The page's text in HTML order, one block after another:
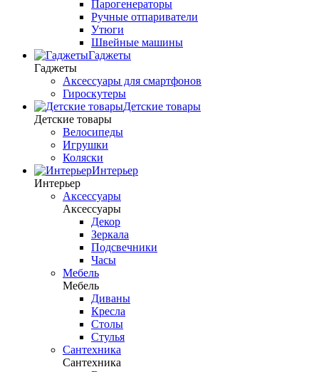
Парогенераторы
Ручные отпариватели
Утюги
Швейные машины
Гаджеты
Гаджеты
Аксессуары для смартфонов
Гироскутеры
Детские товары
Детские товары
Велосипеды
Игрушки
Коляски
Интерьер
Интерьер
Аксессуары
Аксессуары
Декор
Зеркала
Подсвечники
Часы
Мебель
Мебель
Диваны
Кресла
Столы
Стулья
Сантехника
Сантехника